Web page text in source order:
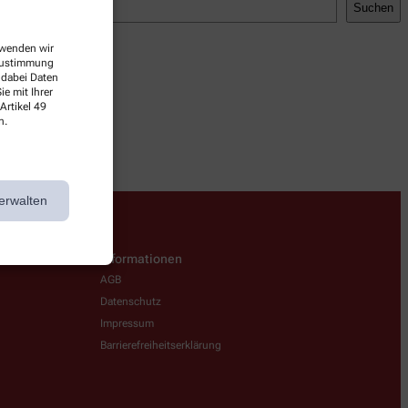
wir
Daten
mit Ihrer
49
Suchen
Informationen
AGB
Datenschutz
Impressum
Barrierefreiheitserklärung